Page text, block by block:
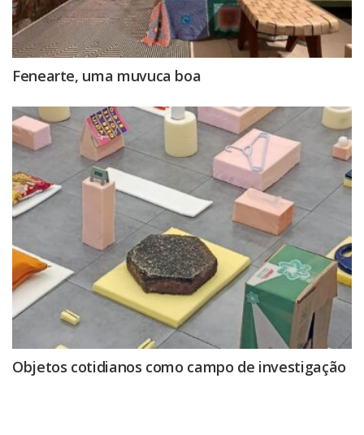
Fenearte, uma muvuca boa
Objetos cotidianos como campo de investigação